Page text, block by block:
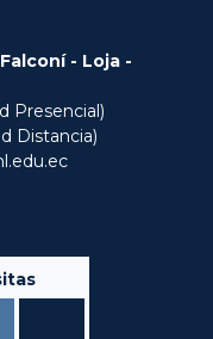
- Loja -
Presencial)
Distancia)